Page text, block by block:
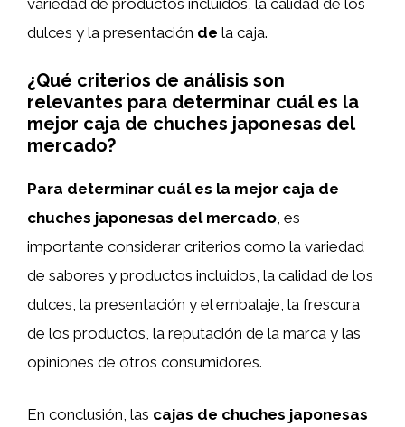
dulces y la presentación de la caja.
¿Qué criterios de análisis son
relevantes para determinar cuál es la
mejor caja de chuches japonesas del
mercado?
Para determinar cuál es la mejor caja de
chuches japonesas del mercado, es
importante considerar criterios como la variedad
de sabores y productos incluidos, la calidad de los
dulces, la presentación y el embalaje, la frescura
de los productos, la reputación de la marca y las
opiniones de otros consumidores.
En conclusión, las cajas de chuches japonesas